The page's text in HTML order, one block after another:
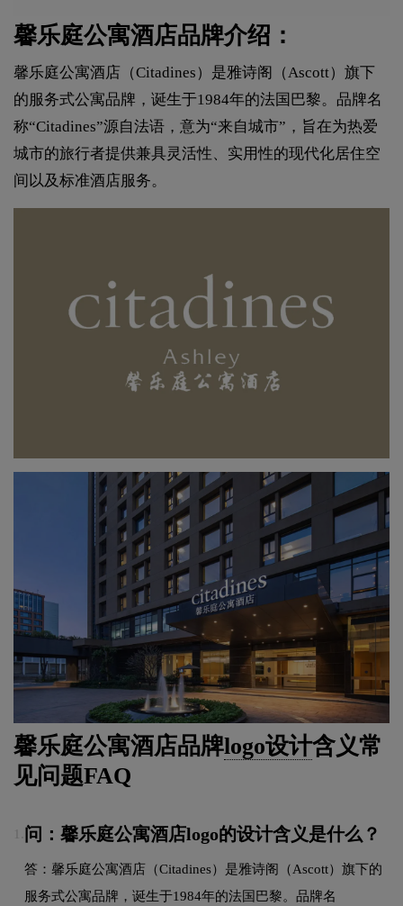
馨乐庭公寓酒店品牌介绍：
馨乐庭公寓酒店（Citadines）是雅诗阁（Ascott）旗下
的服务式公寓品牌，诞生于1984年的法国巴黎。品牌名
称“Citadines”源自法语，意为“来自城市”，旨在为热爱
城市的旅行者提供兼具灵活性、实用性的现代化居住空
间以及标准酒店服务。
馨乐庭公寓酒店品牌logo设计含义常
见问题FAQ
问：馨乐庭公寓酒店logo的设计含义是什么？
答：馨乐庭公寓酒店（Citadines）是雅诗阁（Ascott）旗下的
服务式公寓品牌，诞生于1984年的法国巴黎。品牌名